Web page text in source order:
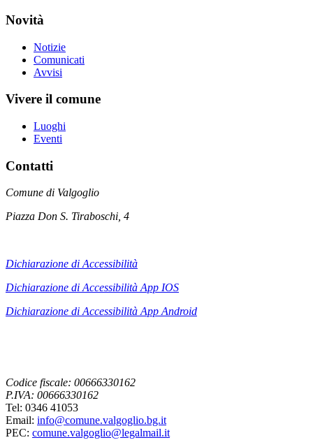
Novità
Notizie
Comunicati
Avvisi
Vivere il comune
Luoghi
Eventi
Contatti
Comune di Valgoglio
Piazza Don S. Tiraboschi, 4
Dichiarazione di Accessibilità
Dichiarazione di Accessibilità App IOS
Dichiarazione di Accessibilità AppAndroid
Codice fiscale: 00666330162
P.IVA: 00666330162
Tel: 0346 41053
Email: info@comune.valgoglio.bg.it
PEC: comune.valgoglio@legalmail.it